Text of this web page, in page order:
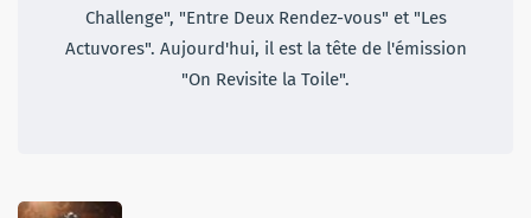
Challenge", "Entre Deux Rendez-vous" et "Les
Actuvores". Aujourd'hui, il est la tête de l'émission
"On Revisite la Toile".